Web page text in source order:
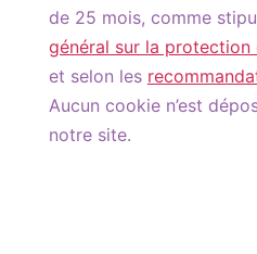
de 25 mois, comme
général sur la protection
et selon les
Aucun cookie n’est
notre site.